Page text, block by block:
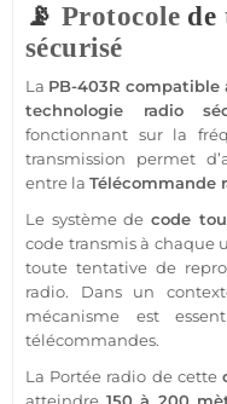
📡 Protocolede
sécurisé
La PB-403R compatible
technologie radio
fonctionnant sur la
transmission permet
entre la Télécommande
Le systèmedecode
code transmis à chaque
toute tentative de
radio. Dans un
mécanisme est
télécommandes.
La Portée radio de cette